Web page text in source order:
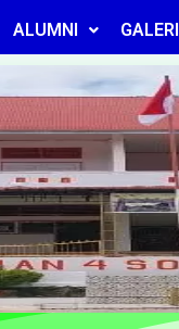
ALUMNI GALERI